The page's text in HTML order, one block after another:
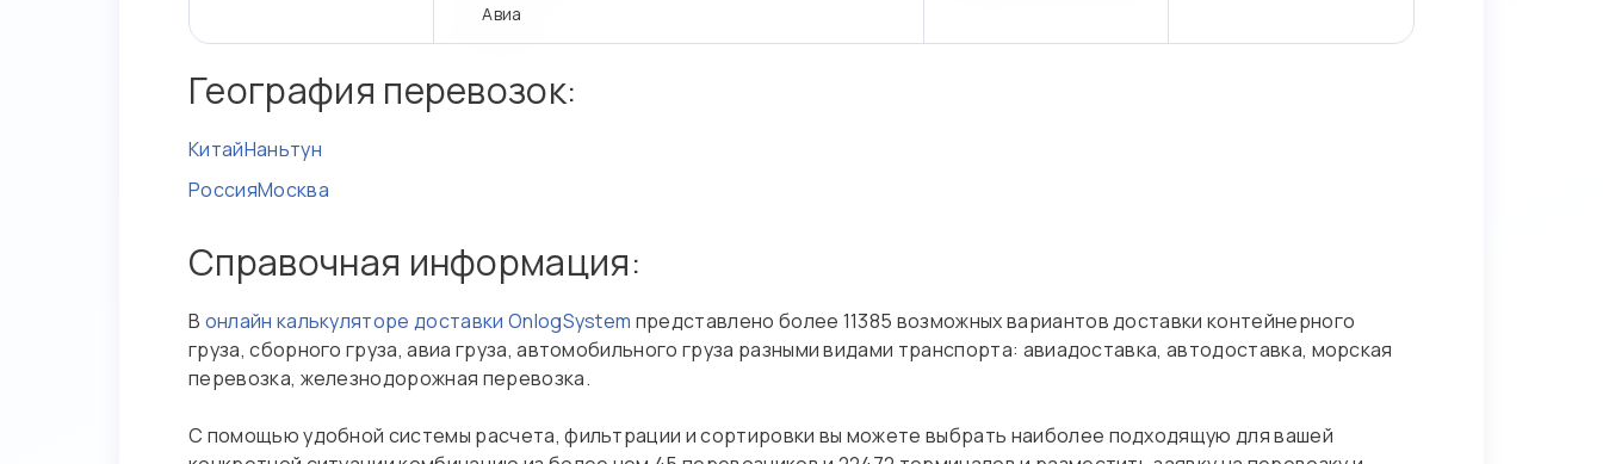
Авиа
География перевозок:
КитайНаньтун
РоссияМосква
Справочная информация:
В онлайн калькуляторе доставки OnlogSystem представлено более 11385 возможных вариантов доставки контейнерного
груза, сборного груза, авиа груза, автомобильного груза разными видами транспорта: авиадоставка, автодоставка, морская
перевозка, железнодорожная перевозка.
С помощью удобной системы расчета, фильтрации и сортировки вы можете выбрать наиболее подходящую для вашей